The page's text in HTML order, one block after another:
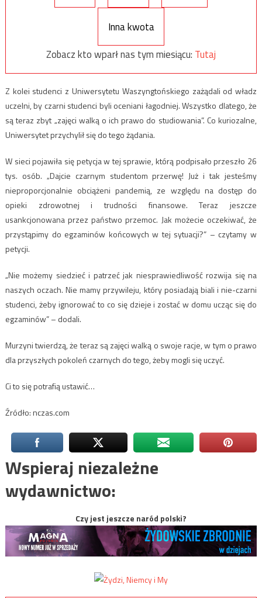
Inna kwota
Zobacz kto wparł nas tym miesiącu: Tutaj
Z kolei studenci z Uniwersytetu Waszyngtońskiego zażądali od władz
uczelni, by czarni studenci byli oceniani łagodniej. Wszystko dlatego, że
są teraz zbyt „zajęci walką o ich prawo do studiowania”. Co kuriozalne,
Uniwersytet przychylił się do tego żądania.
W sieci pojawiła się petycja w tej sprawie, którą podpisało przeszło 26
tys. osób. „Dajcie czarnym studentom przerwę! Już i tak jesteśmy
nieproporcjonalnie obciążeni pandemią, ze względu na dostęp do
opieki zdrowotnej i trudności finansowe. Teraz jeszcze
usankcjonowana przez państwo przemoc. Jak możecie oczekiwać, że
przystąpimy do egzaminów końcowych w tej sytuacji?” – czytamy w
petycji.
„Nie możemy siedzieć i patrzeć jak niesprawiedliwość rozwija się na
naszych oczach. Nie mamy przywileju, który posiadają biali i nie-czarni
studenci, żeby ignorować to co się dzieje i zostać w domu ucząc się do
egzaminów” – dodali.
Murzyni twierdzą, że teraz są zajęci walką o swoje racje, w tym o prawo
dla przyszłych pokoleń czarnych do tego, żeby mogli się uczyć.
Ci to się potrafią ustawić…
Źródło: nczas.com
Wspieraj niezależne
wydawnictwo:
Czy jest jeszcze naród polski?